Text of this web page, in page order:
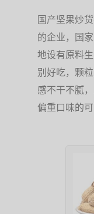
国产坚果炒
的企业，国
地设有原料
别好吃，颗
感不干不腻
偏重口味的